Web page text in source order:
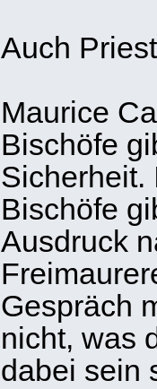
Auch
Maurice
Bischöfe
Sicherheit.
Bischöfe
Ausdruck
Gespräch
nicht, was
dabei